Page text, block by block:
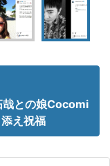
哉との娘Cocomi
え祝福